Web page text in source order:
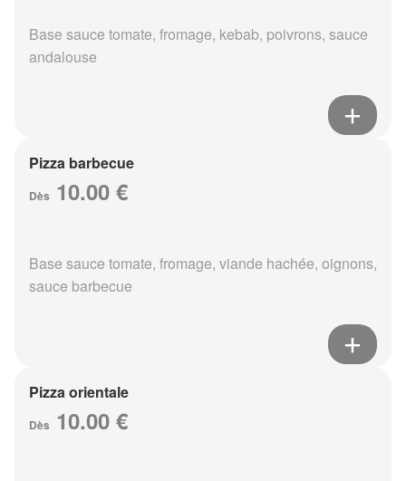
Base sauce tomate, fromage, kebab, poivrons, sauce
andalouse
Pizza barbecue
Dès 10.00 €
Base sauce tomate, fromage, viande hachée, oignons,
sauce barbecue
Pizza orientale
Dès 10.00 €